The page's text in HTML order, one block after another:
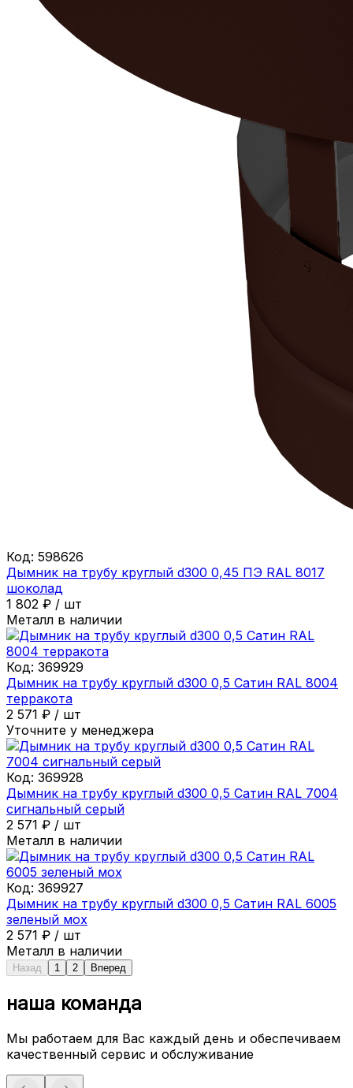
Код: 598626
Дымник на трубу круглый d300 0,45 ПЭ RAL 8017
шоколад
1 802 ₽ / шт
Металл в наличии
Код: 369929
Дымник на трубу круглый d300 0,5 Сатин RAL 8004
терракота
2 571 ₽ / шт
Уточните у менеджера
Код: 369928
Дымник на трубу круглый d300 0,5 Сатин RAL 7004
сигнальный серый
2 571 ₽ / шт
Металл в наличии
Код: 369927
Дымник на трубу круглый d300 0,5 Сатин RAL 6005
зеленый мох
2 571 ₽ / шт
Металл в наличии
Назад 1 2 Вперед
наша команда
Мы работаем для Вас каждый день и обеспечиваем
качественный сервис и обслуживание